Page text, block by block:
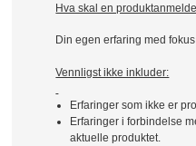
Hva skal en
Din egen erfaring med
Vennligst ikke inkluder:
Erfaringer som ikke er
Erfaringer i forbindelse
aktuelle produktet.